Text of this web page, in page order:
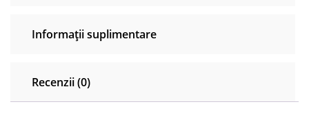
Informații suplimentare
Recenzii (0)